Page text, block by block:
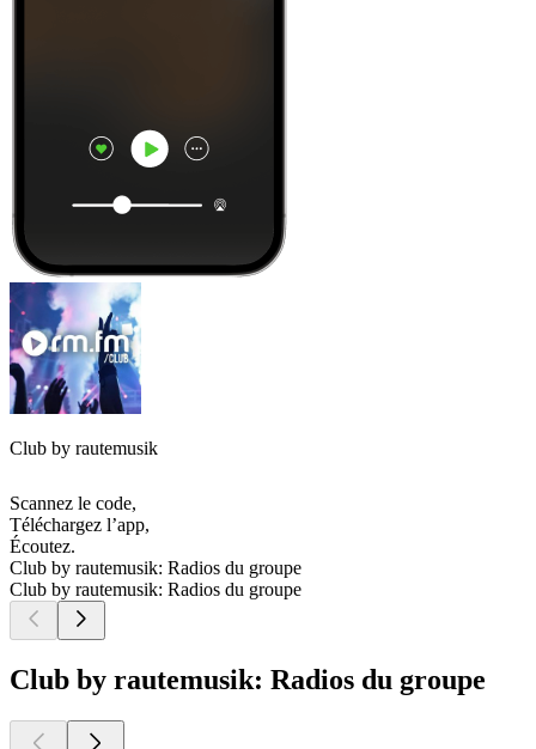
Club by rautemusik
Scannez le code,
Téléchargez l’app,
Écoutez.
Club by rautemusik: Radios du groupe
Club by rautemusik: Radios du groupe
Club by rautemusik: Radios du groupe